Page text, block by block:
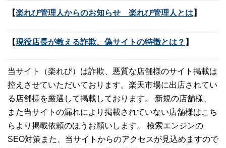
【楽れび管理人からのお知らせ 楽れび管理人とは 】
【現役店長が教える詐欺、偽サイトの特徴とは？ 】
当サイト（楽れび）は詐欺、悪質な店舗様のサイト掲載は
控えさせていただいております。楽天市場に出店されてい
る店舗様を厳選して掲載しております。 新規の店舗様、
また当サイトの漏れにより掲載されていない店舗様はこち
らより掲載依頼のほうお願いします。 検索エンジンの
SEO対策また、当サイトからのアクセスが見込めますので